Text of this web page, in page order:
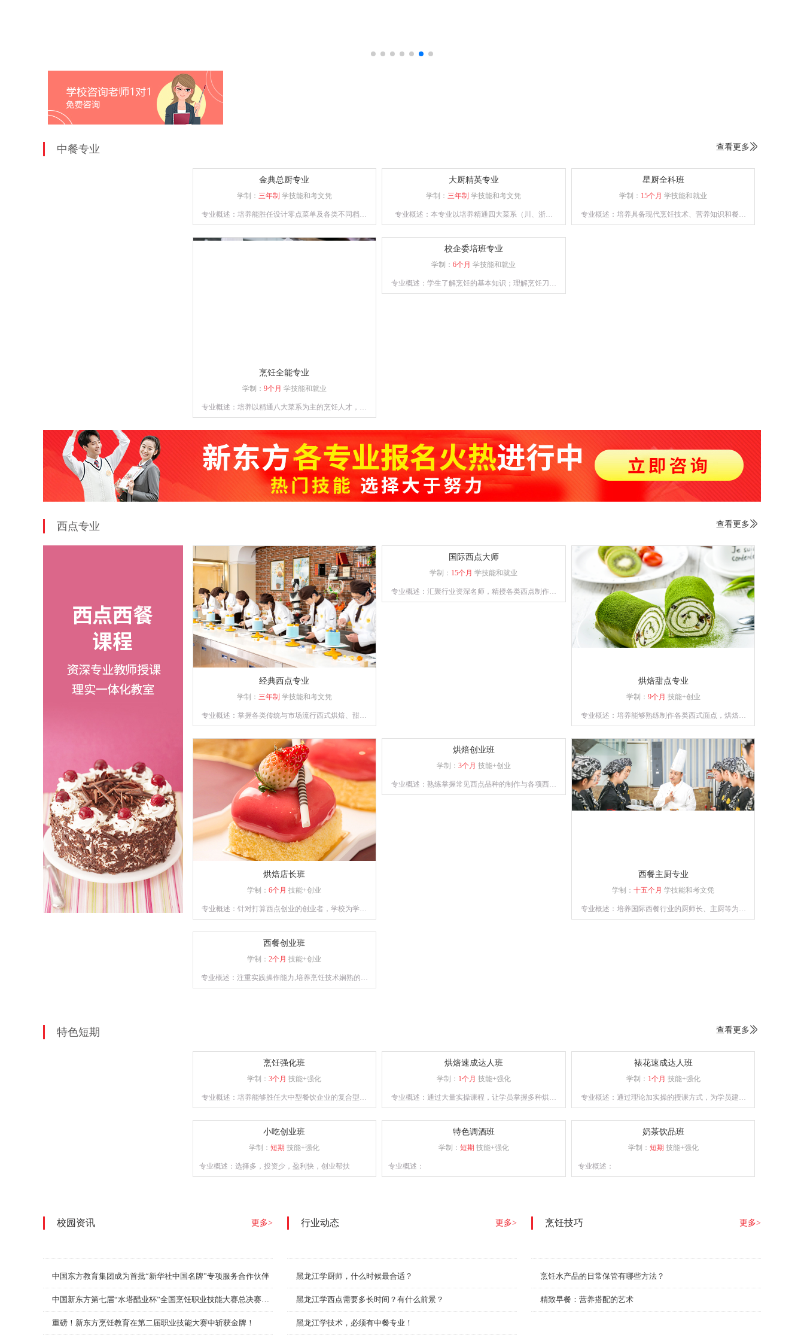
中餐专业 查看更多 
金典总厨专业
学制： 三年制 学技能和考文凭
专业概述：培养能胜任设计零点菜单及各类不同档次
大厨精英专业
学制： 三年制 学技能和考文凭
专业概述：本专业以培养精通四大菜系（川、浙、
经营、善管理，并具备创业能力的人才为目标。
星厨全科班
学制： 15个月 学技能和就业
专业概述：培养具备现代烹饪技术、营养知识和餐饮
烹饪全能专业
学制： 9个月 学技能和就业
专业概述：培养以精通八大菜系为主的烹饪人才，熟
校企委培班专业
学制：6个月 学技能和就业
专业概述：学生了解烹饪的基本知识；理解烹饪刀功
西点专业 查看更多 
经典西点专业
学制： 三年制 学技能和考文凭
专业概述：掌握各类传统与市场流行西式烘焙、甜点
的复合型人才。
国际西点大师
学制： 15个月 学技能和就业
专业概述：汇聚行业资深名师，精授各类西点制作工
烘焙甜点专业
学制： 9个月 技能+创业
专业概述：培养能够熟练制作各类西式面点，烘焙和
烘焙店长班
学制：6个月 技能+创业
专业概述：针对打算西点创业的创业者，学校为学员
练掌握所学西点的配方以及制作工艺，让学员具备独
立创业能力。
烘焙创业班
学制： 3个月 技能+创业
专业概述：熟练掌握常见西点品种的制作与各项西点
西餐主厨专业
学制：十五个月 学技能和考文凭
专业概述：培养国际西餐行业的厨师长、主厨等为目
西餐创业班
学制：2个月 技能+创业
专业概述：注重实践操作能力,培养烹饪技术娴熟的烹
特色短期 查看更多 
烹饪强化班
学制：3个月 技能+强化
专业概述：培养能够胜任大中型餐饮企业的复合型人
重实操训练，以确保学员能够熟练掌握烹饪技巧。
烘焙速成达人班
学制： 1个月 技能+强化
专业概述：通过大量实操课程，让学员掌握多种烘焙
裱花速成达人班
学制： 1个月 技能+强化
专业概述：通过理论加实操的授课方式，为学员建立
小吃创业班
学制：短期 技能+强化
专业概述：选择多，投资少，盈利快，创业帮扶
特色调酒班
学制： 短期 技能+强化
专业概述：
奶茶饮品班
学制： 短期 技能+强化
专业概述：
校园资讯 更多>
中国东方教育集团成为首批“新华社中国名牌”专项服务合作伙伴
重磅！新东方烹饪教育在第二届职业技能大赛中斩获金牌！
行业动态 更多>
黑龙江学厨师，什么时候最合适？
黑龙江学西点需要多长时间？有什么前景？
黑龙江学技术，必须有中餐专业！
烹饪技巧 更多>
烹饪水产品的日常保管有哪些方法？
精致早餐：营养搭配的艺术